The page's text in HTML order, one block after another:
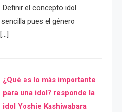
Definir el concepto idol
pues el género
¿Qué es lo más importante
para una idol? responde la
idol Yoshie Kashiwabara